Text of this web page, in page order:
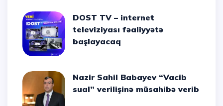
DOST TV – internet
televiziyası fəaliyyətə
başlayacaq
Nazir Sahil Babayev “Vacib
sual” verilişinə müsahibə verib